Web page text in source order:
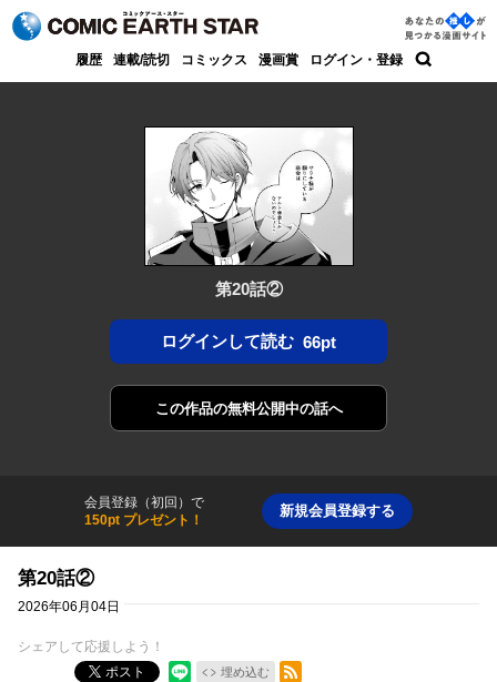
コミック アース・スター
あなた
の推し
履歴 連載/読切 コミックス 漫画賞 ログイン・登録
第20話②
ログインして読む 66pt
この作品の無料公開中の話へ
会員登録（初回）で
150pt プレゼント！
新規会員登録する
第20話②
2026年06月04日
シェアして応援しよう！
ポスト
埋め込む
RSSフィード